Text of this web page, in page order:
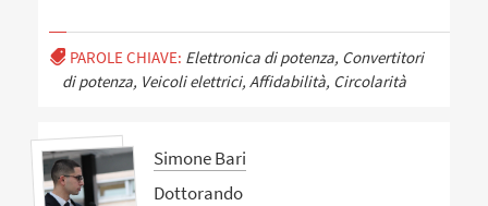
PAROLE CHIAVE: Elettronica di potenza, Convertitori
di potenza, Veicoli elettrici, Affidabilità, Circolarità
Simone Bari
Dottorando